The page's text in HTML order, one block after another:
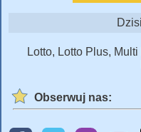
Lotto, Lotto Plus,
Obserwuj nas: